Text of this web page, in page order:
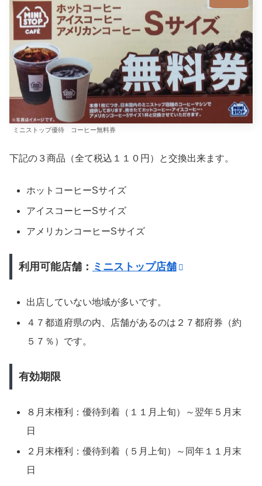
ミニストップ優待 コーヒー無料券
下記の３商品（全て税込１１０円）と交換出来ます。
ホットコーヒーSサイズ
アイスコーヒーSサイズ
アメリカンコーヒーSサイズ
利用可能店舗： ミニストップ店舗
出店していない地域が多いです。
４７都道府県の内、店舗があるのは２７都府券（約
５７％）です。
有効期限
８月末権利：優待到着（１１月上旬）～翌年５月末
日
２月末権利：優待到着（５月上旬）～同年１１月末
日